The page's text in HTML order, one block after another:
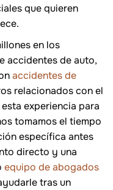
que quieren
en los
accidentes de auto,
accidentes de
relacionados con el
experiencia para
tomamos el tiempo
específica antes
directo y una
equipo de abogados
tras un